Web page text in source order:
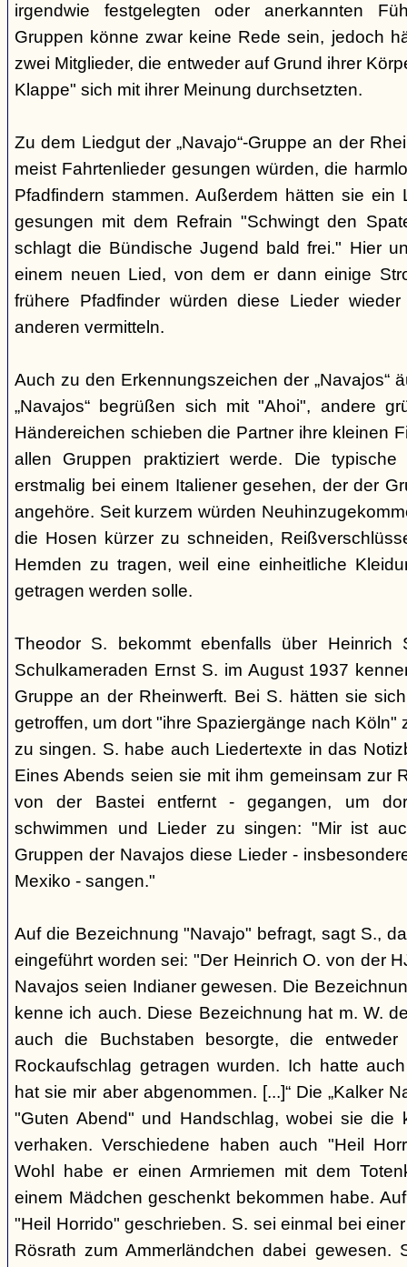
irgendwie festgelegten oder anerkannten
Gruppen könne zwar keine Rede sein, jedoch
zwei Mitglieder, die entweder auf Grund ihrer
Klappe" sich mit ihrer Meinung durchsetzten.
Zu dem Liedgut der „Navajo“-Gruppe an der
meist Fahrtenlieder gesungen würden, die
Pfadfindern stammen. Außerdem hätten sie ein
gesungen mit dem Refrain "Schwingt den
schlagt die Bündische Jugend bald frei." Hier
einem neuen Lied, von dem er dann einige
frühere Pfadfinder würden diese Lieder
anderen vermitteln.
Auch zu den Erkennungszeichen der „Navajos“
„Navajos“ begrüßen sich mit "Ahoi", andere
Händereichen schieben die Partner ihre kleinen
allen Gruppen praktiziert werde. Die
erstmalig bei einem Italiener gesehen, der der
angehöre. Seit kurzem würden
die Hosen kürzer zu schneiden,
Hemden zu tragen, weil eine einheitliche
getragen werden solle.
Theodor S. bekommt ebenfalls über
Schulkameraden Ernst S. im August 1937
Gruppe an der Rheinwerft. Bei S. hätten sie
getroffen, um dort "ihre Spaziergänge nach Köln"
zu singen. S. habe auch Liedertexte in das
Eines Abends seien sie mit ihm gemeinsam zur
von der Bastei entfernt - gegangen, um
schwimmen und Lieder zu singen: "Mir ist
Gruppen der Navajos diese Lieder -
Mexiko - sangen."
Auf die Bezeichnung "Navajo" befragt, sagt S.,
eingeführt worden sei: "Der Heinrich O. von der
Navajos seien Indianer gewesen. Die
kenne ich auch. Diese Bezeichnung hat m. W.
auch die Buchstaben besorgte, die
Rockaufschlag getragen wurden. Ich hatte
hat sie mir aber abgenommen. [...]“ Die „Kalker
"Guten Abend" und Handschlag, wobei sie die
verhaken. Verschiedene haben auch "Heil
Wohl habe er einen Armriemen mit dem
einem Mädchen geschenkt bekommen habe.
"Heil Horrido" geschrieben. S. sei einmal bei
Rösrath zum Ammerländchen dabei gewesen.